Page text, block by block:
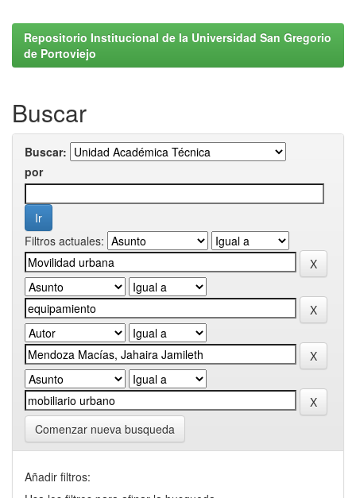
Repositorio Institucional de la Universidad San Gregorio
de Portoviejo
Buscar
Buscar:
por
Filtros actuales:
Comenzar nueva busqueda
Añadir filtros: